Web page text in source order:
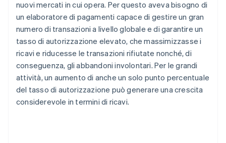
nuovi mercati in cui opera. Per questo aveva bisogno di
un elaboratore di pagamenti capace di gestire un gran
numero di transazioni a livello globale e di garantire un
tasso di autorizzazione elevato, che massimizzasse i
ricavi e riducesse le transazioni rifiutate nonché, di
conseguenza, gli abbandoni involontari. Per le grandi
attività, un aumento di anche un solo punto percentuale
del tasso di autorizzazione può generare una crescita
considerevole in termini di ricavi.